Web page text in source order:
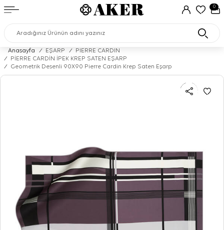
0
Anasayfa / EŞARP /
PIERRE CARDIN
/
PİERRE CARDİN İPEK KREP SATEN EŞARP
/
Geometrik Desenli 90X90 Pierre Cardin Krep Saten Eşarp